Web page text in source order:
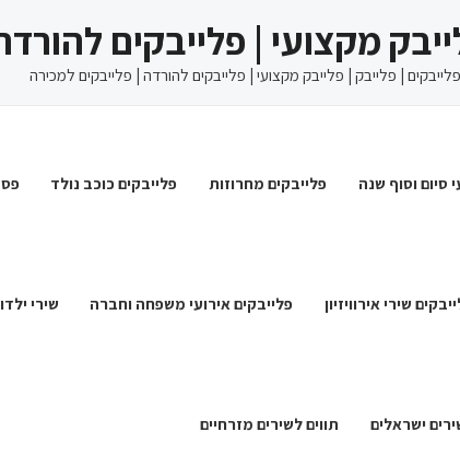
מקצועי | פלייבקים
פלייבקים | פלייבק | פלייבק מקצועי | פלייבקים להורדה | פלייבקים למכירה
סיום וסוף שנה פלייבקים מחרוזות פלייבקים כוכב נולד
שירי אירוויזיון פלייבקים אירועי משפחה וחברה שירי
ישראלים תווים לשירים מזרחיים